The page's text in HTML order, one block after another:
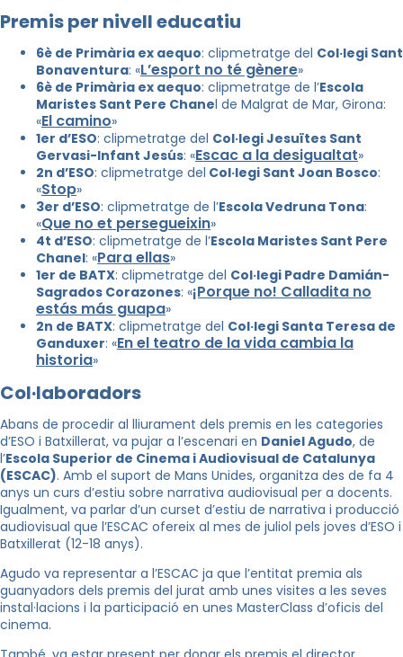
Premis per nivell educatiu
6è de Primària ex aequo: clipmetratge del Col·legi Sant
Bonaventura: «L’esport no té gènere»
6è de Primària ex aequo: clipmetratge de l’Escola
Maristes Sant Pere Chanel de Malgrat de Mar, Girona:
«El camino»
1er d’ESO: clipmetratge del Col·legi Jesuïtes Sant
Gervasi-Infant Jesús: «Escac a la desigualtat»
2n d’ESO: clipmetratge del Col·legi Sant Joan Bosco:
«Stop»
3er d’ESO: clipmetratge de l’Escola Vedruna Tona:
«Que no et persegueixin»
4t d’ESO: clipmetratge de l’Escola Maristes Sant Pere
Chanel: «Para ellas»
1er de BATX: clipmetratge del Col·legi Padre Damián-
Sagrados Corazones: «¡Porque no! Calladita no
estás más guapa»
2n de BATX: clipmetratge del Col·legi Santa Teresa de
Ganduxer: «En el teatro de la vida cambia la
historia»
Col·laboradors
Abans de procedir al lliurament dels premis en les categories
d’ESO i Batxillerat, va pujar a l’escenari en Daniel Agudo, de
l’Escola Superior de Cinema i Audiovisual de Catalunya
(ESCAC). Amb el suport de Mans Unides, organitza des de fa 4
anys un curs d’estiu sobre narrativa audiovisual per a docents.
Igualment, va parlar d’un curset d’estiu de narrativa i producció
audiovisual que l’ESCAC ofereix al mes de juliol pels joves d’ESO i
Batxillerat (12-18 anys).
Agudo va representar a l’ESCAC ja que l’entitat premia als
guanyadors dels premis del jurat amb unes visites a les seves
instal·lacions i la participació en unes MasterClass d’oficis del
cinema.